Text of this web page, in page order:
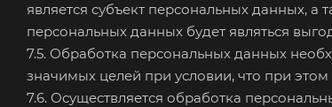
является субъект персональных данных,
персональных данных будет являться
7.5. Обработка персональных данных
значимых целей при условии, что при
7.6. Осуществляется обработка